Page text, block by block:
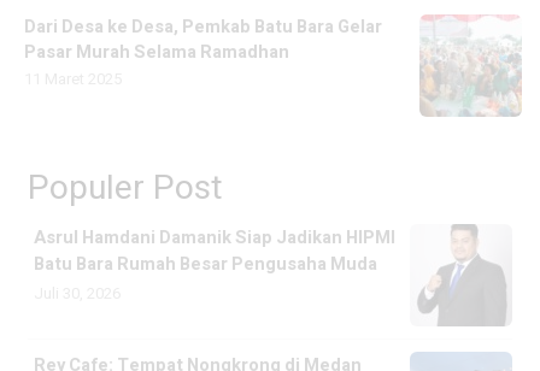
Dari Desa ke Desa, Pemkab Batu Bara Gelar
Pasar Murah Selama Ramadhan
Populer Post
Asrul Hamdani Damanik Siap Jadikan HIPMI
Batu Bara Rumah Besar Pengusaha Muda
Rey Cafe: Tempat Nongkrong di Medan